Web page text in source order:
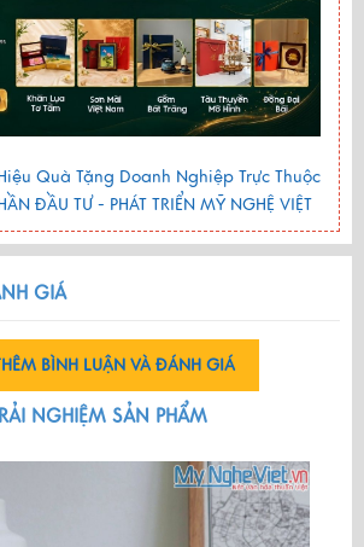
Quà Tặng Doanh Nghiệp Trực Thuộc
ĐẦU TƯ - PHÁT TRIỂN MỸ NGHỆ VIỆT
GIÁ
BÌNH LUẬN VÀ ĐÁNH GIÁ
NGHIỆM SẢN PHẨM